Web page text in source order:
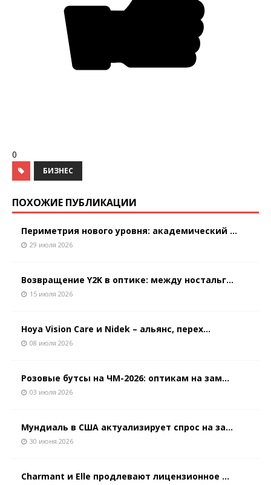
0
БИЗНЕС
ПОХОЖИЕ ПУБЛИКАЦИИ
Периметрия нового уровня: академический ...
29 июля 2026
Возвращение Y2K в оптике: между ностальг...
15 июля 2026
Hoya Vision Care и Nidek – альянс, перех...
08 июля 2026
Розовые бутсы на ЧМ-2026: оптикам на зам...
03 июля 2026
Мундиаль в США актуализирует спрос на за...
30 июня 2026
Charmant и Elle продлевают лицензионное ...